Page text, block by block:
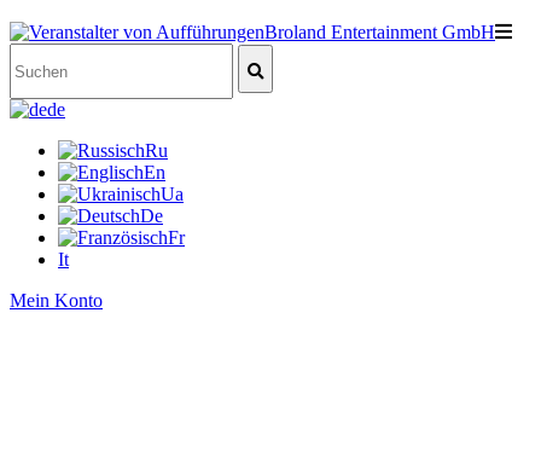
de
Ru
En
Ua
De
Fr
It
Mein Konto